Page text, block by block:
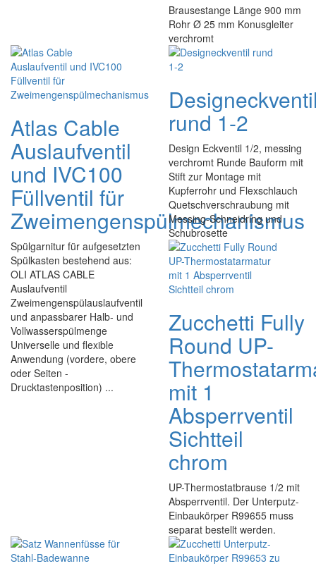
Brausestange Länge 900 mm
Rohr Ø 25 mm Konusgleiter
verchromt
Atlas Cable
Auslaufventil
und IVC100
Füllventil für
Zweimengenspülmechanismus
Spülgarnitur für aufgesetzten
Spülkasten bestehend aus:
OLI ATLAS CABLE
Auslaufventil
Zweimengenspülauslaufventil
und anpassbarer Halb- und
Vollwasserspülmenge
Universelle und flexible
Anwendung (vordere, obere
oder Seiten -
Drucktastenposition) ...
rund 1-2
Design Eckventil 1/2, messing
verchromt Runde Bauform mit
Stift zur Montage mit
Kupferrohr und Flexschlauch
Quetschverschraubung mit
Messing-Schneidring und
Schubrosette
Zucchetti Fully
Round UP-
mit 1
Absperrventil
Sichtteil
chrom
UP-Thermostatbrause 1/2 mit
Absperrventil. Der Unterputz-
Einbaukörper R99655 muss
separat bestellt werden.